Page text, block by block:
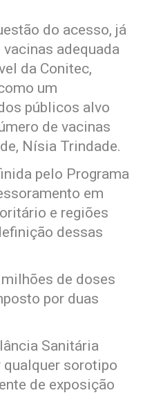
do acesso, já
adequada
da Conitec,
um
públicos alvo
de vacinas
Nísia Trindade.
pelo Programa
em
e regiões
dessas
de doses
por duas
Sanitária
qualquer sorotipo
de exposição